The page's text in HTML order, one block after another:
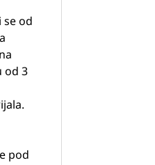
od
od 3
pod